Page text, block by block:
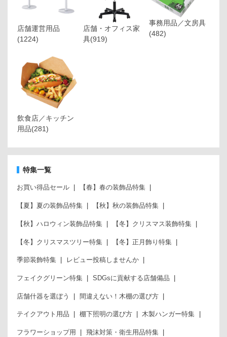
店舗運営用品
(1224)
店舗・オフィス家
具(919)
事務用品／文房具
(482)
飲食店／キッチン
用品(281)
特集一覧
お買い得品セール 【春】春の装飾品特集
【夏】夏の装飾品特集 【秋】秋の装飾品特集
【秋】ハロウィン装飾品特集 【冬】クリスマス装飾特集
【冬】クリスマスツリー特集 【冬】正月飾り特集
季節装飾特集 レビュー投稿しませんか
フェイクグリーン特集 SDGsに貢献する店舗備品
店舗什器を選ぼう 間違えない！木棚の選び方
テイクアウト用品 棚下照明の選び方 木製ハンガー特集
フラワーショップ用 飛沫対策・衛生用品特集